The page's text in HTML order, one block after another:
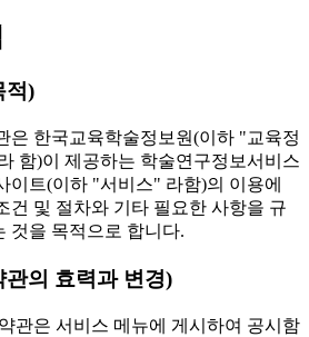
적)
은 한국교육학술정보원(이하 "교육정
함)이 제공하는 학술연구정보서비스
이트(이하 "서비스" 라함)의 이용에
건 및 절차와 기타 필요한 사항을 규
것을 목적으로 합니다.
관의 효력과 변경)
관은 서비스 메뉴에 게시하여 공시함